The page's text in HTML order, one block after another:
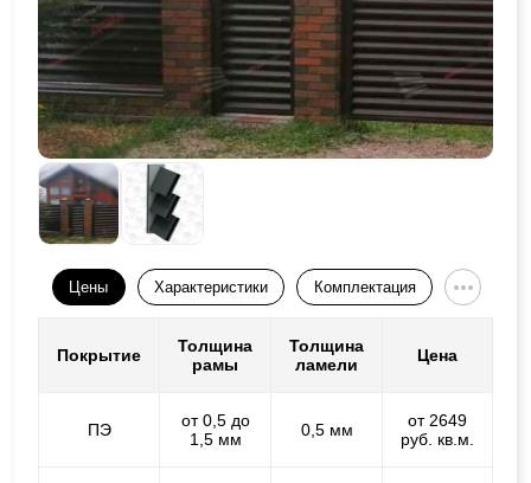
Цены Характеристики Комплектация
Покрытие
Толщина
рамы
Толщина
ламели
Цена
ПЭ
от 0,5 до
1,5 мм
0,5 мм
от 2649
руб. кв.м.